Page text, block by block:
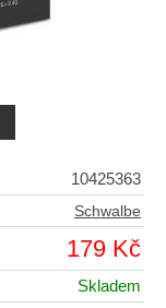
10425363
Schwalbe
179 Kč
Skladem